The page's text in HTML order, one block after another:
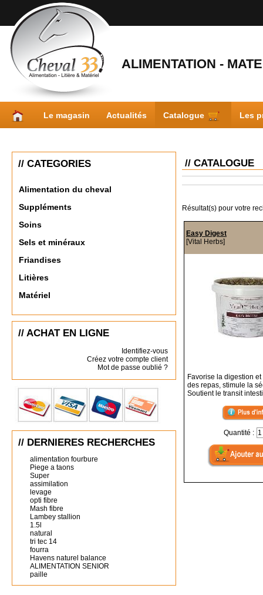
ALIMENTATION -
Le magasin Actualités Catalogue Les
// CATEGORIES
Alimentation du cheval
Suppléments
Soins
Sels et minéraux
Friandises
Litières
Matériel
// ACHAT EN LIGNE
Identifiez-vous
Créez votre compte client
Mot de passe oublié ?
// DERNIERES RECHERCHES
alimentation fourbure
Piege a taons
Super
assimilation
levage
opti fibre
Mash fibre
Lambey stallion
1.5l
natural
tri tec 14
fourra
Havens naturel balance
ALIMENTATION SENIOR
paille
// CATALOGUE
Résultat(s) pour votre
Easy Digest
[Vital Herbs]
Favorise la digestion
des repas, stimule la
Soutient le transit
Quantité :